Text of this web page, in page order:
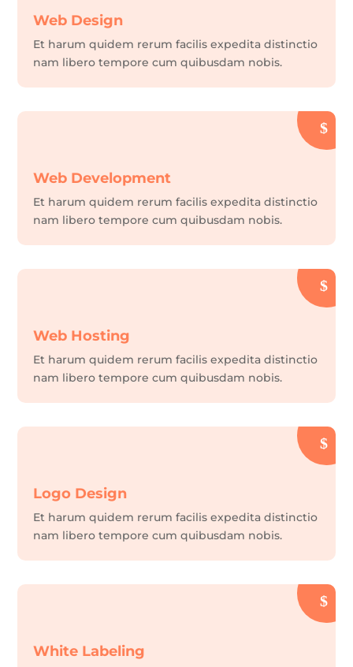
Web Design
Et harum quidem rerum facilis expedita distinctio
nam libero tempore cum quibusdam nobis.
Web Development
Et harum quidem rerum facilis expedita distinctio
nam libero tempore cum quibusdam nobis.
Web Hosting
Et harum quidem rerum facilis expedita distinctio
nam libero tempore cum quibusdam nobis.
Logo Design
Et harum quidem rerum facilis expedita distinctio
nam libero tempore cum quibusdam nobis.
White Labeling